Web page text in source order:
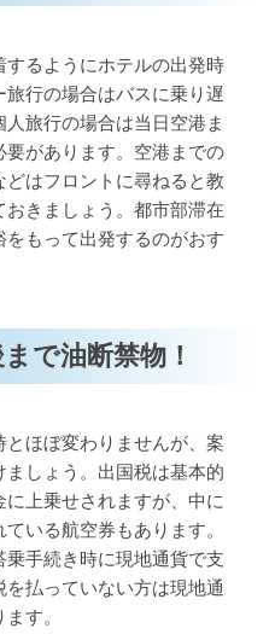
るようにホテルの出発時
行の場合はバスに乗り遅
旅行の場合は当日空港ま
があります。空港までの
はフロントに尋ねると教
きましょう。都市部滞在
もって出発するのがおす
で油断禁物！
ほぼ変わりませんが、案
しょう。出国税は基本的
上乗せされますが、中に
いる航空券もあります。
手続き時に現地通貨で支
払っていない方は現地通
す。